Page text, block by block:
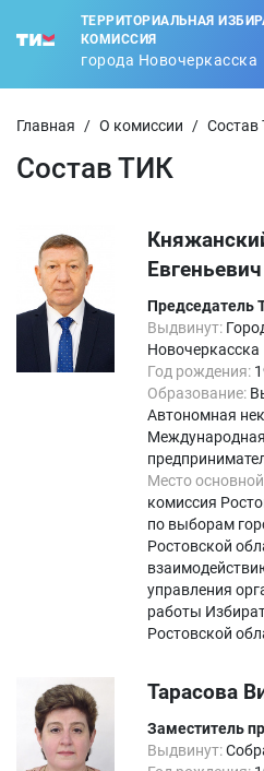
ТЕРРИТОРИАЛЬНАЯ
КОМИССИЯ
города Новочеркасска
Главная / О комиссии / Состав
Состав ТИК
Евгеньевич
Председатель
Выдвинут:
Новочеркасска
Год рождения:
Образование:
Автономная
Место
комиссия
по выборам
Ростовской
управления
работы
Ростовской
Тарасова
Заместитель
Выдвинут: